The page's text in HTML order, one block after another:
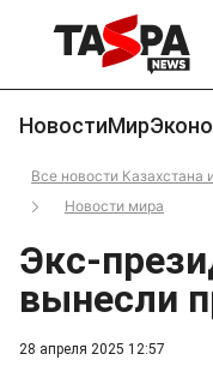
НовостиМир
Все новости Казахстана
Новости мира
28 апреля 2025 12:57
Экс-
вынесли